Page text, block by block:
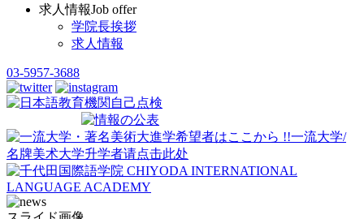
求人情報Job offer
学院長挨拶
求人情報
03-5957-3688